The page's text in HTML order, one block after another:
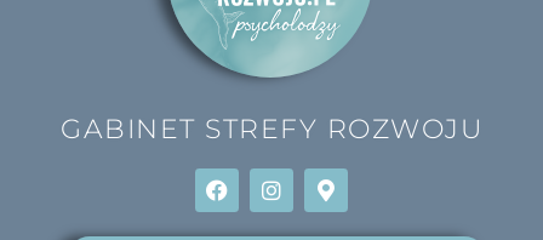
GABINET STREFY ROZWOJU